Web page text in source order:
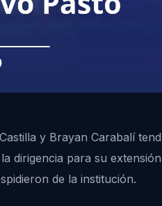
y Brayan Carabalí
dirigencia para su
de la institución.